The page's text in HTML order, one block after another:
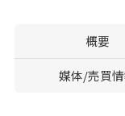
概要
媒体/売買